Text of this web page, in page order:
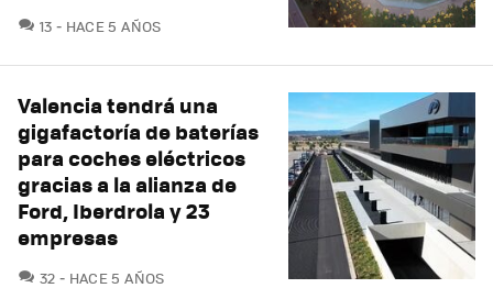
13 COMENTARIOS
HACE 5 AÑOS
Valencia tendrá una
gigafactoría de baterías
para coches eléctricos
gracias a la alianza de
Ford, Iberdrola y 23
empresas
32 COMENTARIOS
HACE 5 AÑOS